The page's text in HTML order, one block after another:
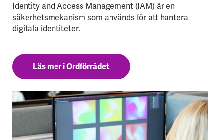
Identity and Access Management (IAM) är en
säkerhetsmekanism som används för att hantera
digitala identiteter.
Läs mer i Ordförrådet